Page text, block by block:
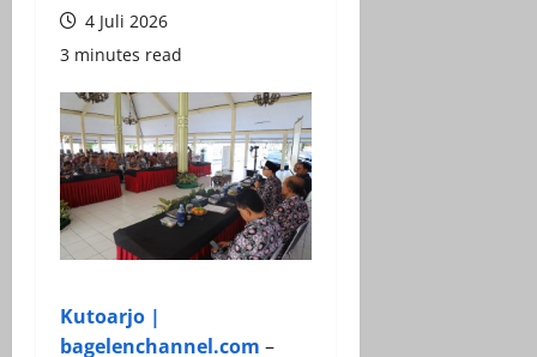
4 Juli 2026
3 minutes read
Kutoarjo |
bagelenchannel.com –